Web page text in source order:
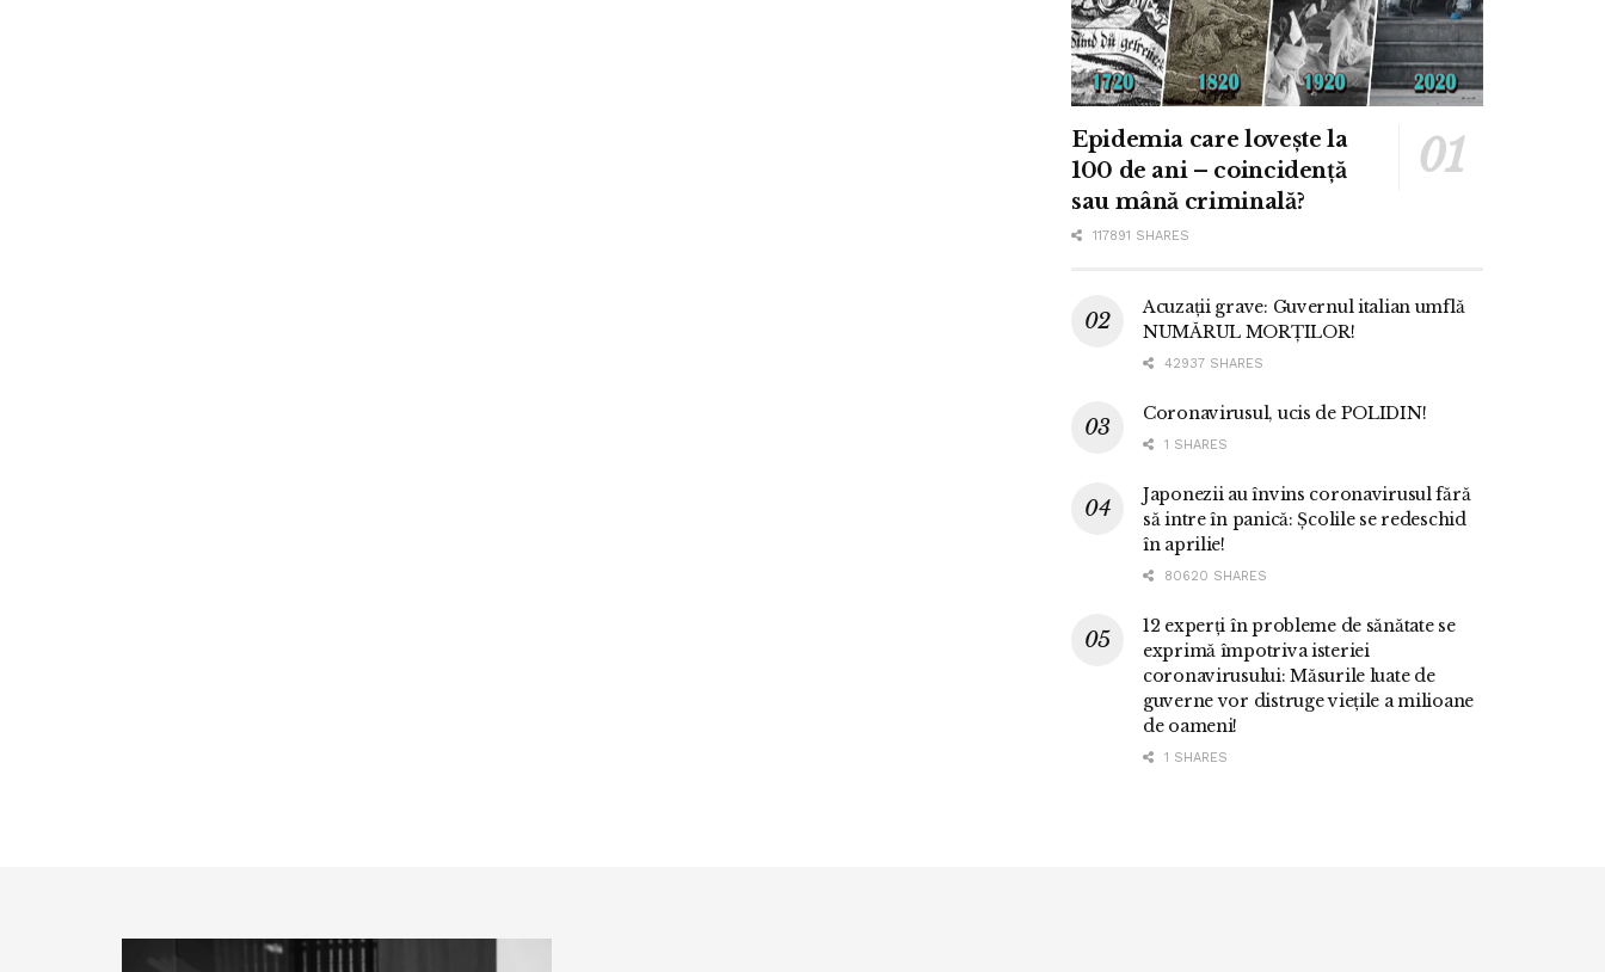
Epidemia care lovește la
100 de ani – coincidență
sau mână criminală?
117891 SHARES
Acuzații grave: Guvernul italian umflă
NUMĂRUL MORȚILOR!
42937 SHARES
Coronavirusul, ucis de POLIDIN!
1 SHARES
Japonezii au învins coronavirusul fără
să intre în panică: Școlile se redeschid
în aprilie!
80620 SHARES
12 experți în probleme de sănătate se
exprimă împotriva isteriei
coronavirusului: Măsurile luate de
guverne vor distruge viețile a milioane
de oameni!
1 SHARES